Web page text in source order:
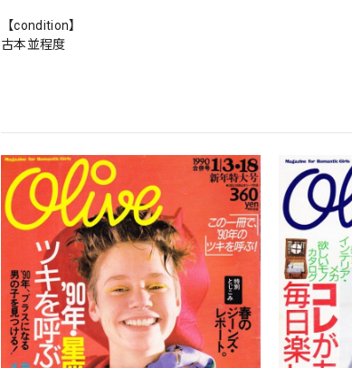
【condition】
古本並程度